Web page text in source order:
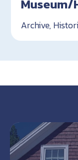
Archive,